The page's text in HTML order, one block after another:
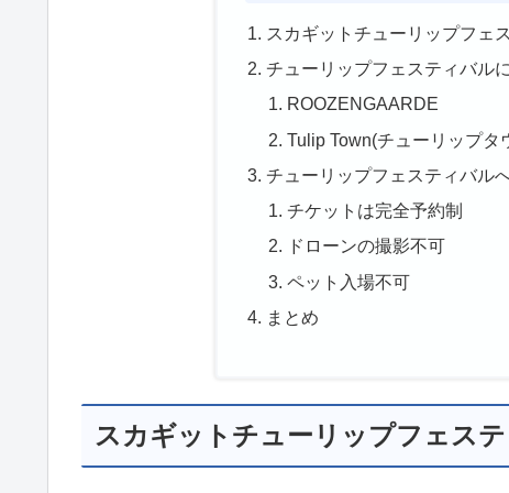
スカギットチューリップフェ
チューリップフェスティバル
ROOZENGAARDE
Tulip Town(チューリップタ
チューリップフェスティバル
チケットは完全予約制
ドローンの撮影不可
ペット入場不可
まとめ
スカギットチューリップフェス